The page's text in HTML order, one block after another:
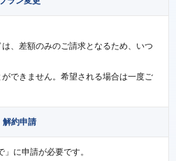
、差額のみのご請求となるため、いつ
できません。希望される場合は一度ご
解約申請
に申請が必要です。